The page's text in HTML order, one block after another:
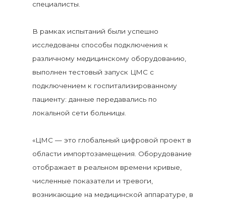
специалисты.
В рамках испытаний были успешно
исследованы способы подключения к
различному медицинскому оборудованию,
выполнен тестовый запуск ЦМС с
подключением к госпитализированному
пациенту: данные передавались по
локальной сети больницы.
«ЦМС — это глобальный цифровой проект в
области импортозамещения. Оборудование
отображает в реальном времени кривые,
численные показатели и тревоги,
возникающие на медицинской аппаратуре, в